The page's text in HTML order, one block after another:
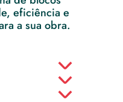
eficiência e
a sua obra.